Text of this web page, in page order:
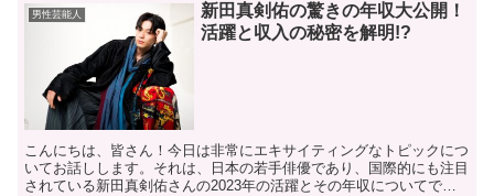
男性芸能人
新田真剣佑の驚きの年収大公開！
活躍と収入の秘密を解明!?
こんにちは、皆さん！今日は非常にエキサイティングなトピックにつ
いてお話しします。それは、日本の若手俳優であり、国際的にも注目
されている新田真剣佑さんの2023年の活躍とその年収についてで